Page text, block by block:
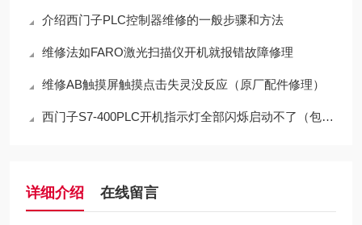
介绍西门子PLC控制器维修的一般步骤和方法
维修法如FARO激光扫描仪开机就报错故障修理
维修AB触摸屏触摸点击失灵没反应（原厂配件修理）
西门子S7-400PLC开机指示灯全部闪烁启动不了（包修好）
详细介绍 在线留言